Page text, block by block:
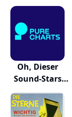
Oh, Dieser
Sound-Stars
Spiele...